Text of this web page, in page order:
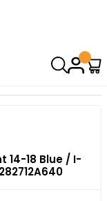
18 Blue / I-